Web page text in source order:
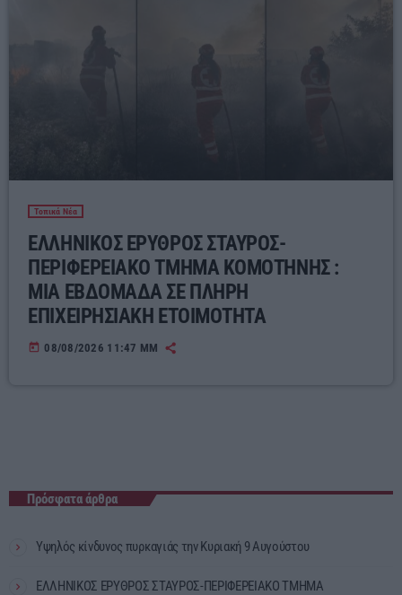
Τοπικά Νέα
ΕΛΛΗΝΙΚΟΣ ΕΡΥΘΡΟΣ ΣΤΑΥΡΟΣ-
ΠΕΡΙΦΕΡΕΙΑΚΟ ΤΜΗΜΑ ΚΟΜΟΤΗΝΗΣ :
ΜΙΑ ΕΒΔΟΜΑΔΑ ΣΕ ΠΛΗΡΗ
ΕΠΙΧΕΙΡΗΣΙΑΚΗ ΕΤΟΙΜΟΤΗΤΑ
today 08/08/2026 11:47 ΜΜ
Πρόσφατα άρθρα
Υψηλός κίνδυνος πυρκαγιάς την Κυριακή 9 Αυγούστου
ΕΛΛΗΝΙΚΟΣ ΕΡΥΘΡΟΣ ΣΤΑΥΡΟΣ-ΠΕΡΙΦΕΡΕΙΑΚΟ ΤΜΗΜΑ